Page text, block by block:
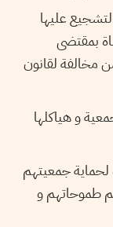
عليها
بمقتضى
مخالفة لقانون
و هياكلها
جمعيتهم
طموحاتهم و